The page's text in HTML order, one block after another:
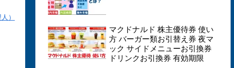
）
マクドナルド 株主優待券 使い
方 バーガー類お引替え券 夜マ
ック サイドメニューお引換券
ドリンクお引換券 有効期限